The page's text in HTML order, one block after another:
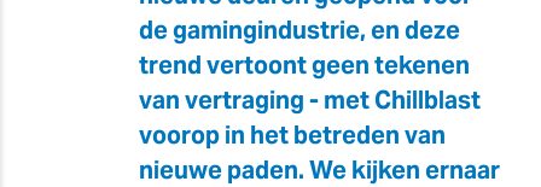
de gamingindustrie, en deze
trend vertoont geen tekenen
van vertraging - met Chillblast
voorop in het betreden van
nieuwe paden. We kijken ernaar